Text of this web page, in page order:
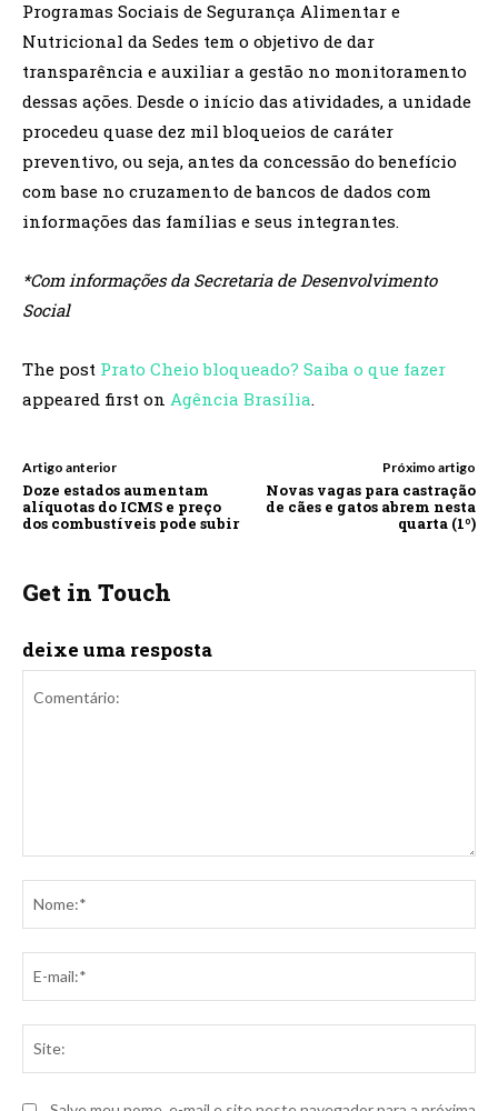
Programas Sociais de Segurança Alimentar e
Nutricional da Sedes tem o objetivo de dar
transparência e auxiliar a gestão no monitoramento
dessas ações. Desde o início das atividades, a unidade
procedeu quase dez mil bloqueios de caráter
preventivo, ou seja, antes da concessão do benefício
com base no cruzamento de bancos de dados com
informações das famílias e seus integrantes.
*Com informações da Secretaria de Desenvolvimento
Social
The post Prato Cheio bloqueado? Saiba o que fazer
appeared first on Agência Brasília.
Artigo anterior
Doze estados aumentam
alíquotas do ICMS e preço
dos combustíveis pode subir
Próximo artigo
Novas vagas para castração
de cães e gatos abrem nesta
quarta (1º)
Get in Touch
deixe uma resposta